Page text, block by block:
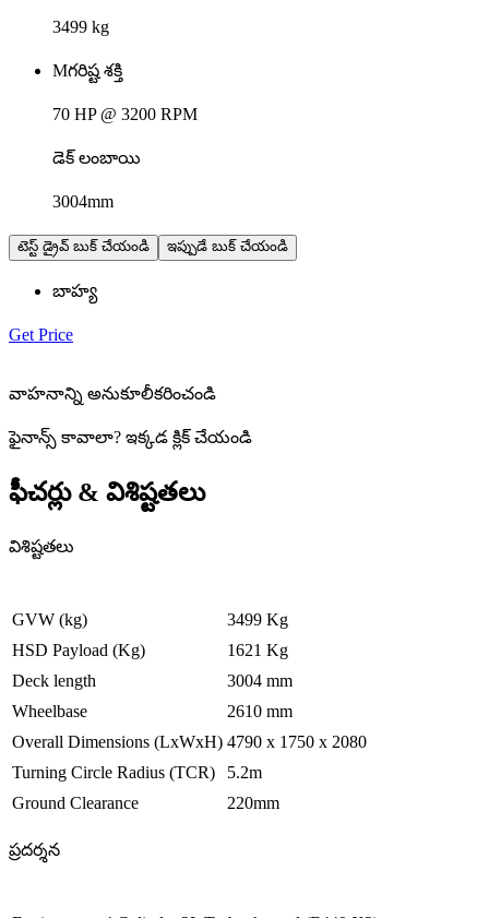
3499 kg
Mగరిష్ట శక్తి
70 HP @ 3200 RPM
డెక్ లంబాయి
3004mm
టెస్ట్ డ్రైవ్ బుక్ చేయండి ఇప్పుడే బుక్ చేయండి
బాహ్య
Get Price
వాహనాన్ని అనుకూలీకరించండి
ఫైనాన్స్ కావాలా? ఇక్కడ క్లిక్ చేయండి
ఫీచర్లు & విశిష్టతలు
విశిష్టతలు
GVW (kg)
3499 Kg
HSD Payload (Kg)
1621 Kg
Deck length
3004 mm
Wheelbase
2610 mm
Overall Dimensions (LxWxH) 4790 x 1750 x 2080
Turning Circle Radius (TCR)
5.2m
Ground Clearance
220mm
ప్రదర్శన